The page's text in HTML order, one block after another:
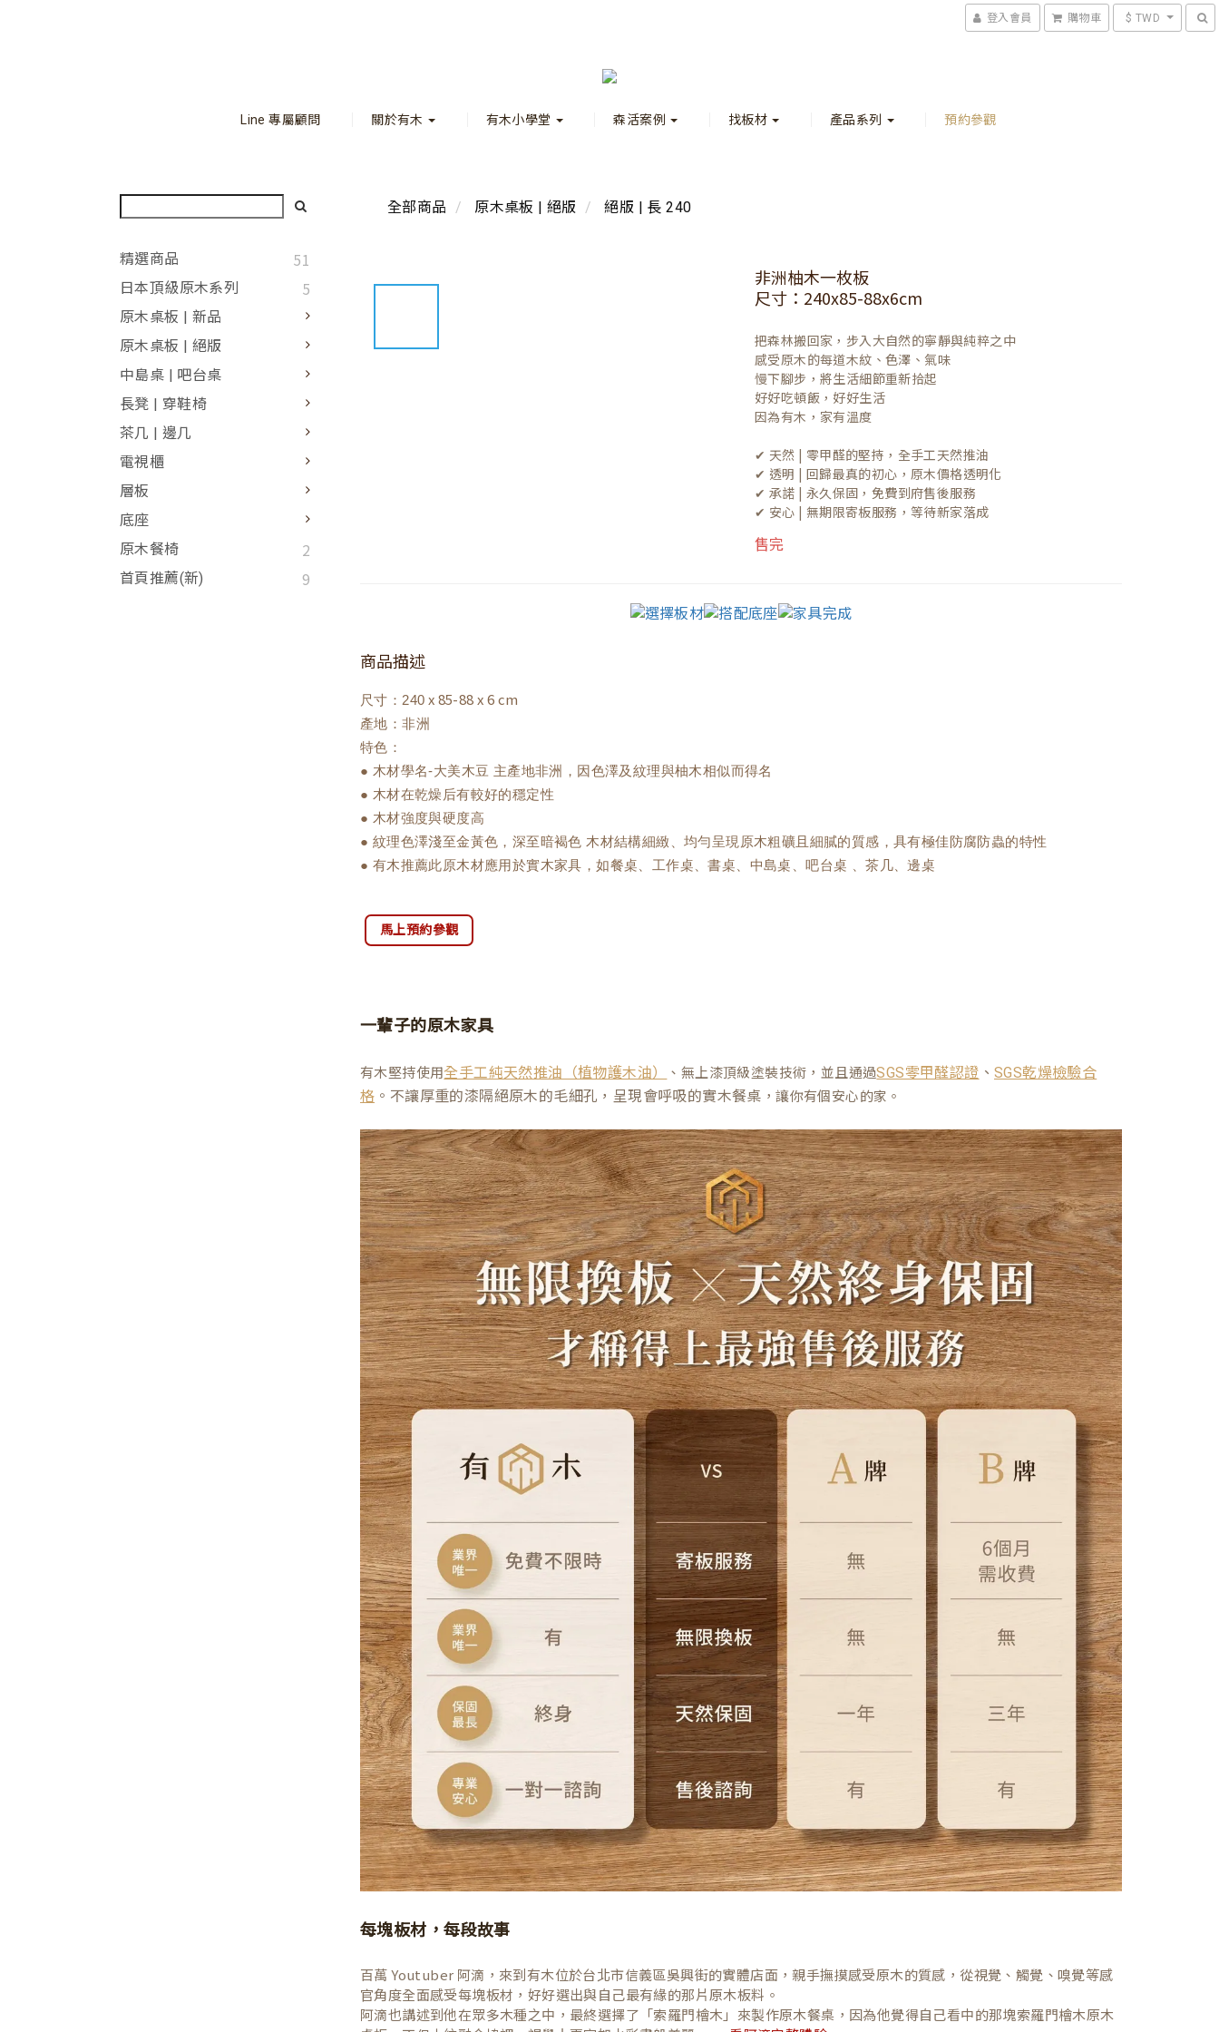
登入會員 購物車 $ TWD
Line 專屬顧問 關於有木 有木小學堂 森活案例 找板材 產品系列 預約參觀
精選商品 51
日本頂級原木系列 5
原木桌板 | 新品
原木桌板 | 絕版
中島桌 | 吧台桌
長凳 | 穿鞋椅
茶几 | 邊几
電視櫃
層板
底座
原木餐椅
2
首頁推薦(新) 9
全部商品 原木桌板 | 絕版 絕版 | 長 240
非洲柚木一枚板
尺寸：240x85-88x6cm
把森林搬回家，步入大自然的寧靜與純粹之中
感受原木的每道木紋、色澤、氣味
慢下腳步，將生活細節重新拾起
好好吃頓飯，好好生活
因為有木，家有溫度
✔ 天然 | 零甲醛的堅持，全手工天然推油
✔ 透明 | 回歸最真的初心，原木價格透明化
✔ 承諾 | 永久保固，免費到府售後服務
✔ 安心 | 無期限寄板服務，等待新家落成
售完
商品描述
尺寸：240 x 85-88 x 6 cm
產地：非洲
特色：
● 木材學名-大美木豆 主產地非洲，因色澤及紋理與柚木相似而得名
● 木材在乾燥后有較好的穩定性
● 木材強度與硬度高
● 紋理色澤淺至金黃色，深至暗褐色 木材結構細緻、均勻呈現原木粗礦且細膩的質感，具有極佳防腐防蟲的特性
● 有木推薦此原木材應用於實木家具，如餐桌、工作桌、書桌、中島桌、吧台桌 、茶几、邊桌
馬上預約參觀
一輩子的原木家具
有木堅持使用全手工純天然推油（植物護木油） 、無上漆頂級塗裝技術，並且通過SGS零甲醛認證 、SGS乾燥檢驗合
格 。不讓厚重的漆隔絕原木的毛細孔，呈現會呼吸的實木餐桌 ，讓你有個安心的家。
每塊板材，每段故事
百萬 Youtuber 阿滴，來到有木位於台北市信義區吳興街的實體店面，親手撫摸感受原木的質感，從視覺、觸覺、嗅覺等感
官角度全面感受每塊板材，好好選出與自己最有緣的那片原木板料。
阿滴也講述到他在眾多木種之中，最終選擇了「索羅門檜木」來製作原木餐桌，因為他覺得自己看中的那塊索羅門檜木原木